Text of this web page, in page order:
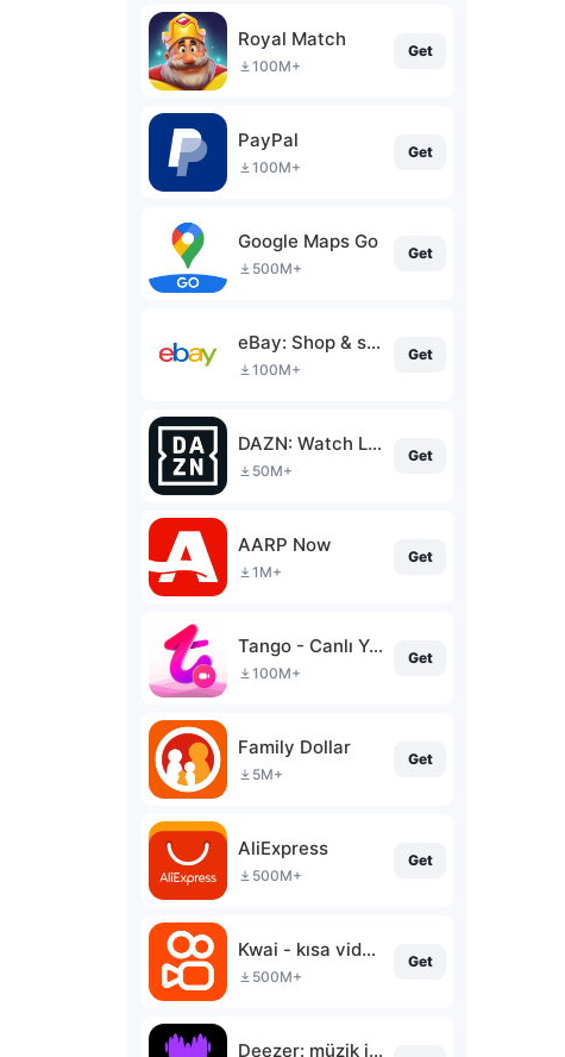
Royal Match
100M+
Get
PayPal
100M+
Get
Google Maps Go
500M+
Get
eBay: Shop & sell in the app
100M+
Get
DAZN: Watch Live Sports
50M+
Get
AARP Now
1M+
Get
Tango - Canlı Yayın & Sohbet
100M+
Get
Family Dollar
5M+
Get
AliExpress
500M+
Get
Kwai - kısa video topluluğu
500M+
Get
Deezer: müzik indirme programı